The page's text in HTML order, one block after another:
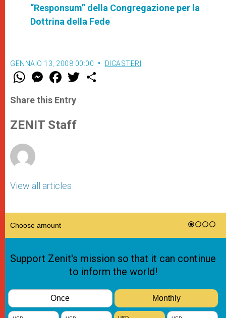
“Responsum” della Congregazione per la
Dottrina della Fede
GENNAIO 13, 2008 00:00 DICASTERI
W
t
s
p
p
M
e
s
e
g
e
F
a
e
b
o
k
w
Share this Entry
ZENIT Staff
View all articles